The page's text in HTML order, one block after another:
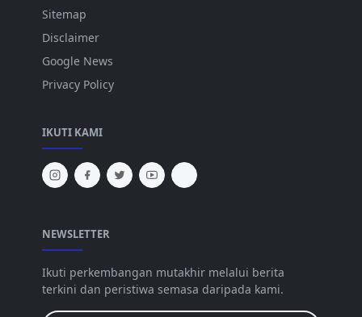
Sitemap
Disclaimer
Google News
Privacy Policy
IKUTI KAMI
NEWSLETTER
Ikuti perkembangan mutakhir melalui berita
terkini dan peristiwa semasa daripada kami.